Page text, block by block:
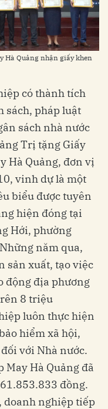
Hà Quảng nhận giấy khen
có thành tích
sách, pháp luật
sách nhà nước
Trị tặng Giấy
Hà Quảng, đơn vị
vinh dự là một
biểu được tuyên
hiện đóng tại
Hới, phường
năm qua,
sản xuất, tạo việc
động địa phương
8 triệu
luôn thực hiện
hiểm xã hội,
với Nhà nước.
Hà Quảng đã
đồng.
doanh nghiệp tiếp